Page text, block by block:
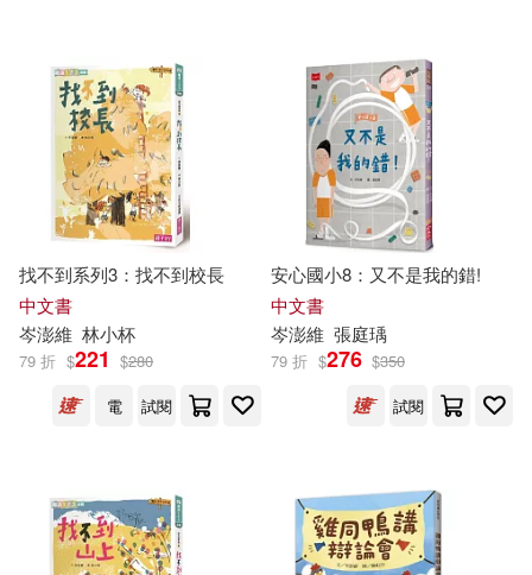
找不到系列3：找不到校長
中文書
岑澎維 林小杯
79 折 $221 $280
電
試閱
安心國小8：又不是我的錯!
中文書
岑澎維 張庭瑀
79 折 $276 $350
試閱